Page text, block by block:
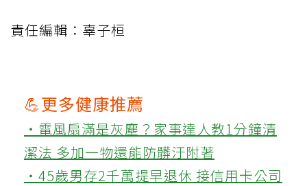
責任編輯：辜子桓
💪更多健康推薦
‧電風扇滿是灰塵？家事達人教1分鐘清
潔法 多加一物還能防髒汙附著
‧45歲男存2千萬提早退休 接信用卡公司